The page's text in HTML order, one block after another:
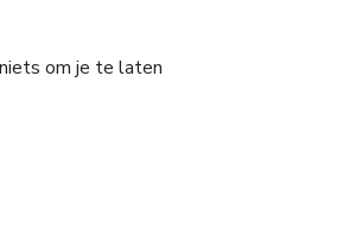
om je te laten